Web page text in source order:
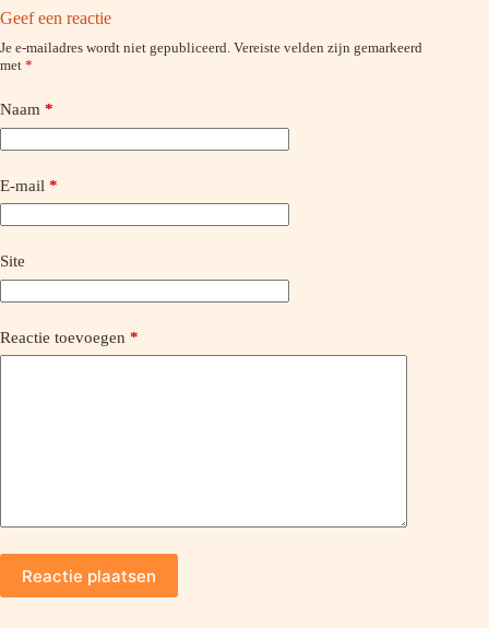
Geef een reactie
Je e-mailadres wordt niet gepubliceerd. Vereiste velden zijn gemarkeerd
met *
Naam *
E-mail *
Site
Reactie toevoegen *
Reactie plaatsen